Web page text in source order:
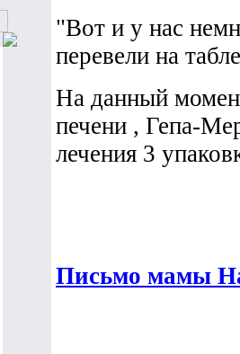
"Вот и у нас
перевели на
На данный
печени , Гепа-
лечения 3
Письмо мамы